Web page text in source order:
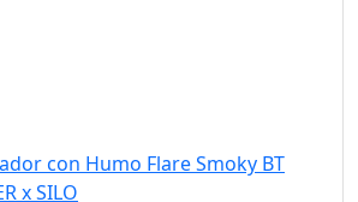
con Humo Flare Smoky BT
x SILO